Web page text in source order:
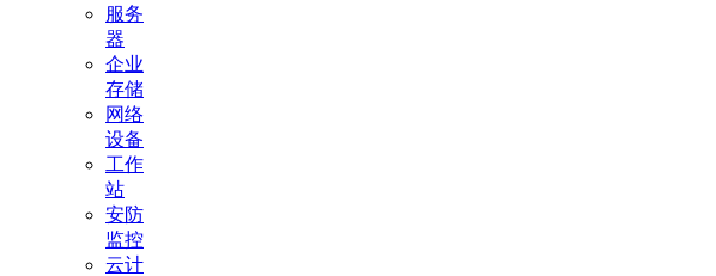
服务
器
企业
存储
网络
设备
工作
站
安防
监控
云计